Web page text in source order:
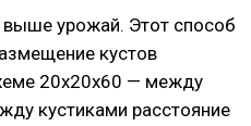
урожай. Этот способ
кустов
20х20х60 — между
кустиками расстояние